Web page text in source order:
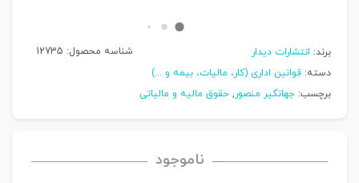
برند: انتشارات دیدار شناسه محصول: 12735
دسته: قوانین اداری (کار، مالیات، بیمه و ...)
برچسب: جهانگیر منصور, حقوق مالیه و مالیاتی
ناموجود